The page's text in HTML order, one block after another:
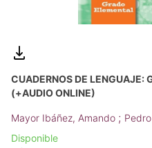
CUADERNOS DE LENGUAJE:
(+AUDIO ONLINE)
Mayor Ibáñez, Amando ;
Disponible